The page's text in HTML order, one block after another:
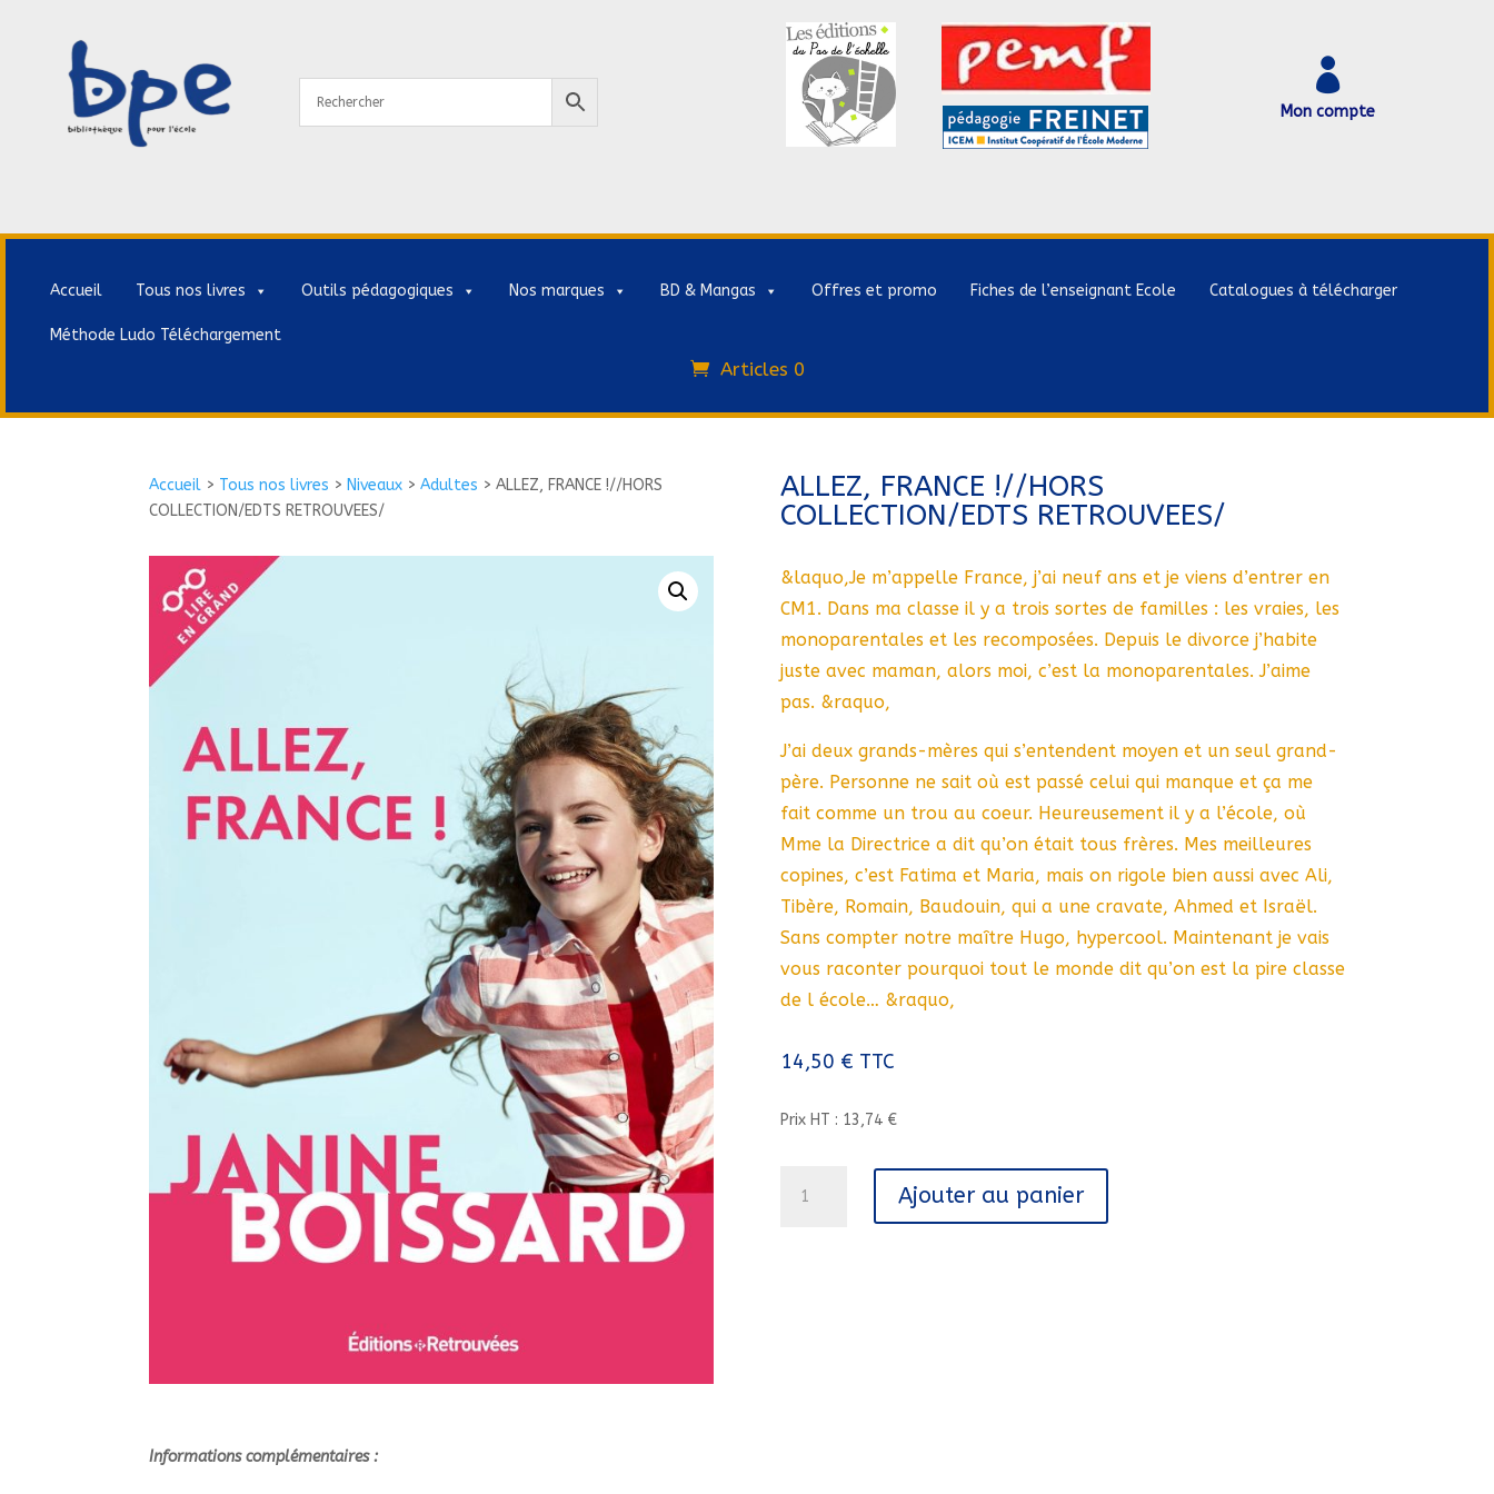

Mon compte
Accueil Tous nos livres Outils pédagogiques Nos marques BD & Mangas Offres et promo Fiches de l’enseignant Ecole Catalogues à télécharger
Méthode Ludo Téléchargement
Articles 0
Accueil > Tous nos livres > Niveaux >Adultes >ALLEZ, FRANCE !//HORS
COLLECTION/EDTS RETROUVEES/
ALLEZ, FRANCE !//HORS
COLLECTION/EDTS RETROUVEES/
&laquo,Je m’appelle France, j’ai neuf ans et je viens d’entrer en
CM1. Dans ma classe il y a trois sortes de familles : les vraies, les
monoparentales et les recomposées. Depuis le divorce j’habite
juste avec maman, alors moi, c’est la monoparentales. J’aime
pas. &raquo,
J’ai deux grands-mères qui s’entendent moyen et un seul grand-
père. Personne ne sait où est passé celui qui manque et ça me
fait comme un trou au coeur. Heureusement il y a l’école, où
Mme la Directrice a dit qu’on était tous frères. Mes meilleures
copines, c’est Fatima et Maria, mais on rigole bien aussi avec Ali,
Tibère, Romain, Baudouin, qui a une cravate, Ahmed et Israël.
Sans compter notre maître Hugo, hypercool. Maintenant je vais
vous raconter pourquoi tout le monde dit qu’on est la pire classe
de l école… &raquo,
14,50 € TTC
Prix HT : 13,74 €
Ajouter au panier
Informations complémentaires :